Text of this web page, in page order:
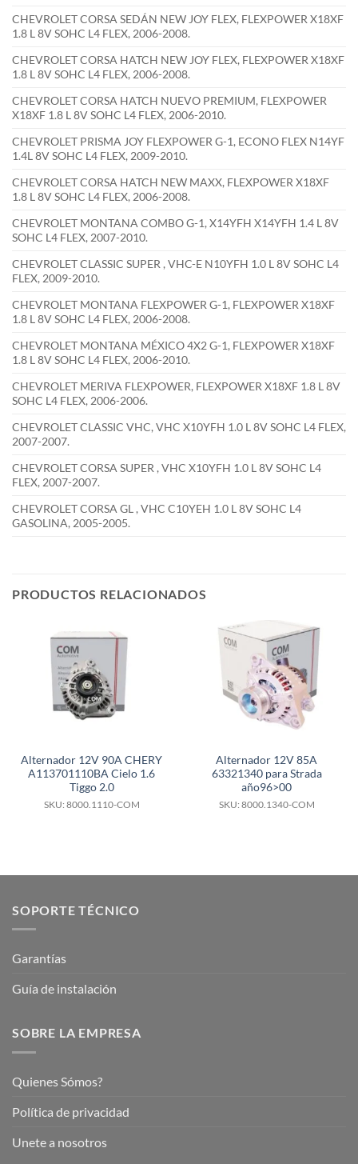
CHEVROLET CORSA SEDÁN NEW JOY FLEX, FLEXPOWER X18XF
1.8 L 8V SOHC L4 FLEX, 2006-2008.
CHEVROLET CORSA HATCH NEW JOY FLEX, FLEXPOWER X18XF
1.8 L 8V SOHC L4 FLEX, 2006-2008.
CHEVROLET CORSA HATCH NUEVO PREMIUM, FLEXPOWER
X18XF 1.8 L 8V SOHC L4 FLEX, 2006-2010.
CHEVROLET PRISMA JOY FLEXPOWER G-1, ECONO FLEX N14YF
1.4L 8V SOHC L4 FLEX, 2009-2010.
CHEVROLET CORSA HATCH NEW MAXX, FLEXPOWER X18XF
1.8 L 8V SOHC L4 FLEX, 2006-2008.
CHEVROLET MONTANA COMBO G-1, X14YFH X14YFH 1.4 L 8V
SOHC L4 FLEX, 2007-2010.
CHEVROLET CLASSIC SUPER , VHC-E N10YFH 1.0 L 8V SOHC L4
FLEX, 2009-2010.
CHEVROLET MONTANA FLEXPOWER G-1, FLEXPOWER X18XF
1.8 L 8V SOHC L4 FLEX, 2006-2008.
CHEVROLET MONTANA MÉXICO 4X2 G-1, FLEXPOWER X18XF
1.8 L 8V SOHC L4 FLEX, 2006-2010.
CHEVROLET MERIVA FLEXPOWER, FLEXPOWER X18XF 1.8 L 8V
SOHC L4 FLEX, 2006-2006.
CHEVROLET CLASSIC VHC, VHC X10YFH 1.0 L 8V SOHC L4 FLEX,
2007-2007.
CHEVROLET CORSA SUPER , VHC X10YFH 1.0 L 8V SOHC L4
FLEX, 2007-2007.
CHEVROLET CORSA GL , VHC C10YEH 1.0 L 8V SOHC L4
GASOLINA, 2005-2005.
PRODUCTOS RELACIONADOS
Alternador 12V 90A CHERY
A113701110BA Cielo 1.6
Tiggo 2.0
SKU: 8000.1110-COM
Alternador 12V 85A
63321340 para Strada
año96>00
SKU: 8000.1340-COM
SOPORTE TÉCNICO
Garantías
Guía de instalación
SOBRE LA EMPRESA
Quienes Sómos?
Política de privacidad
Unete a nosotros